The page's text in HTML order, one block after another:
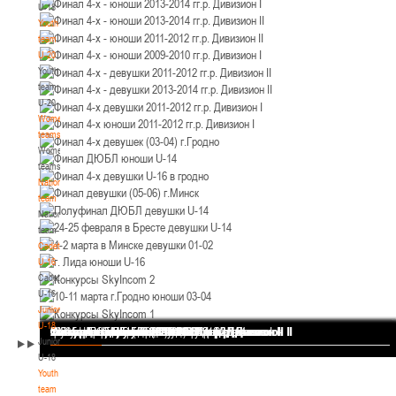
U-18
Youth
team
U-20
Youth
team
U-20
Women's
teams
Women's
teams
National
team
National
team
Cadets
U-16
Cadets
U-16
Juniors
U-18
Juniors
U-18
Youth
team
Уральская 3А
12-14.03.3036
Пинск
U-12, юноши
II тур – юноши 2014-2015 гг.р., Дивизион 1, 12-14 марта 2026 г., г. Пинск, ул.
ул. Пушкина, д. 27
05-07.03.2026
U-14, юноши
IV тур – юноши 2012-2013 гг.р., Дивизион 1, 05-07 марта 2026 г., г. Минск, ул.
Уральская 3А
05-06.03.2026
, девушки
III тур – девушки 2012-2013 гг.р., Дивизион 1, 05-06 марта 2026 г., г. Гомель,
ул. Б.Хмельницкого, 118а
04-06.03.2026
Брест
Финал 4-х - девушки 2013-2014 гг.р. Дивизион I
Финал 4-х - юноши 2013-2014 гг.р. Дивизион I
Финал 4-х - юноши 2013-2014 гг.р. Дивизион II
Финал 4-х - юноши 2011-2012 гг.р. Дивизион II
Финал 4-х - юноши 2009-2010 гг.р. Дивизион I
Финал 4-х - девушки 2011-2012 гг.р. Дивизион II
Финал 4-х - девушки 2013-2014 гг.р. Дивизион II
Финал 4-х девушки 2011-2012 гг.р. Дивизион I
Финал 4-х юноши 2011-2012 гг.р. Дивизион I
Финал 4-х девушек (03-04) г.Гродно
Финал ДЮБЛ юноши U-14
Финал 4-х девушки U-16 в гродно
Финал девушки (05-06) г.Минск
Полуфинал ДЮБЛ девушки U-14
24-25 февраля в Бресте девушки U-14
1-2 марта в Минске девушки 01-02
г. Лида юноши U-16
Конкурсы SkyIncom 2
10-11 марта г.Гродно юноши 03-04
Конкурсы SkyIncom 1
группа "ВКонтакте"